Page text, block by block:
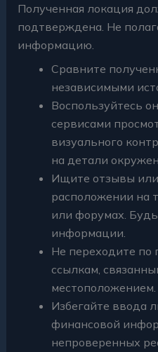
Полученная локация
подтверждена. Не
информацию.
Сравните
независимыми
Воспользуйтесь
сервисами
визуального
на детали
Ищите отзывы
расположении на
или форумах.
информации.
Не переходите по
ссылкам,
местоположением.
Избегайте ввода
финансовой
непроверенных